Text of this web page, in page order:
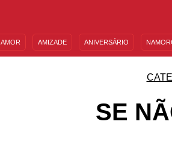
AMOR AMIZADE ANIVERSÁRIO
SE